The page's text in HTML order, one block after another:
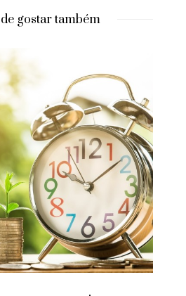
gostar também